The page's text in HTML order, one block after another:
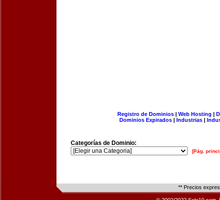
Registro de Dominios| Web Hosting |
Dominios Expirados | Industrias |
Categorías de Dominio:
[Pág.
** Precios